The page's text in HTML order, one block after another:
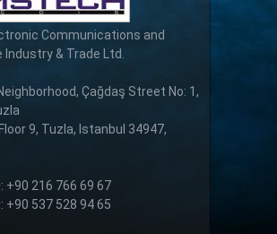
Communications and
Industry & Trade Ltd.
Çağdaş Street No: 1,
9, Tuzla, Istanbul 34947,
+90 216 766 69 67
+90 537 528 94 65